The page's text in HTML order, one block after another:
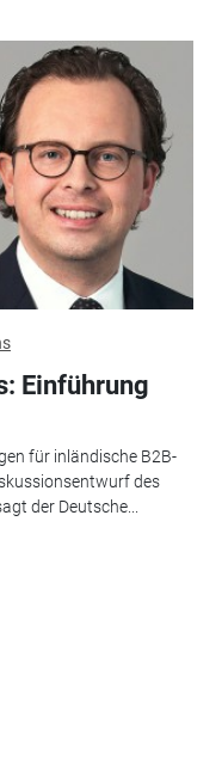
Einführung
für inländische B2B-
des
der Deutsche...